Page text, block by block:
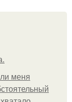
меня